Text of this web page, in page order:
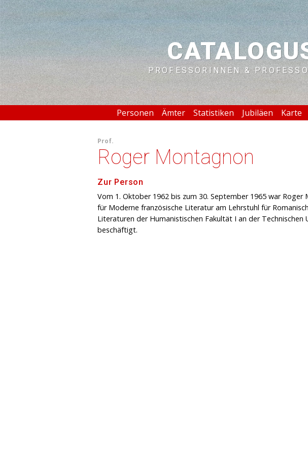
PROFESSORINNEN &
Personen Ämter Statistiken Jubiläen Karte
Prof.
Roger Montagnon
Zur Person
Vom 1. Oktober 1962 bis zum 30. September 1965 war
für Moderne französische Literatur am Lehrstuhl für
Literaturen der Humanistischen Fakultät I an der Technischen
beschäftigt.